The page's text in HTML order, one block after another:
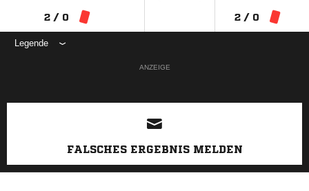
2 / 0 2 / 0
Legende
ANZEIGE
FALSCHES ERGEBNIS MELDEN